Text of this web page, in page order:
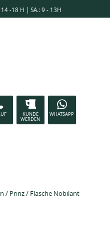
14 -18 H | SA.: 9 - 13H
KUNDE
WERDEN
WHATSAPP
/ Prinz/ Flasche Nobilant